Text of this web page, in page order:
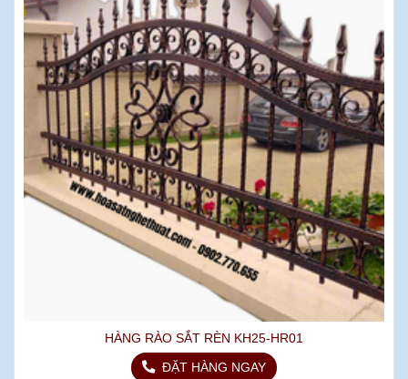
HÀNG RÀO SẮT RÈN KH25-HR01
ĐẶT HÀNG NGAY